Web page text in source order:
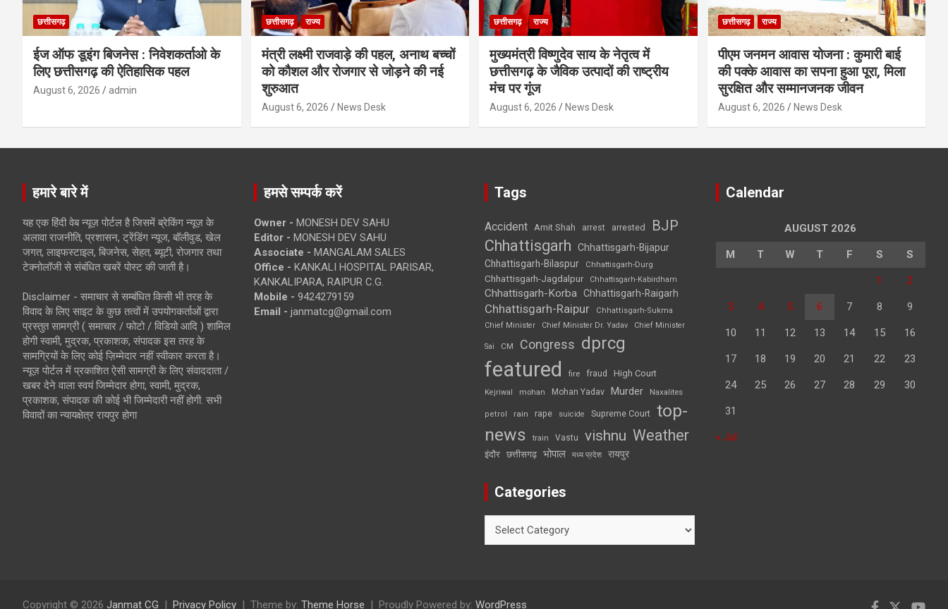
छत्तीसगढ़
ईज ऑफ डूइंग बिजनेस : निवेशकर्ताओ के
लिए छत्तीसगढ़ की ऐतिहासिक पहल
August 6, 2026 admin
छत्तीसगढ़ राज्य
मंत्री लक्ष्मी राजवाड़े की पहल, अनाथ बच्चों
को कौशल और रोजगार से जोड़ने की नई
शुरुआत
August 6, 2026 News Desk
छत्तीसगढ़ राज्य
मुख्यमंत्री विष्णुदेव साय के नेतृत्व में
छत्तीसगढ़ के जैविक उत्पादों की राष्ट्रीय
मंच पर गूंज
August 6, 2026 News Desk
छत्तीसगढ़ राज्य
पीएम जनमन आवास योजना : कुमारी बाई
की पक्के आवास का सपना हुआ पूरा, मिला
सुरक्षित और सम्मानजनक जीवन
August 6, 2026 News Desk
हमारे बारे में
यह एक हिंदी वेब न्यूज़ पोर्टल है जिसमें ब्रेकिंग न्यूज़ के
अलावा राजनीति, प्रशासन, ट्रेंडिंग न्यूज, बॉलीवुड, खेल
जगत, लाइफस्टाइल, बिजनेस, सेहत, ब्यूटी, रोजगार तथा
टेक्नोलॉजी से संबंधित खबरें पोस्ट की जाती है।
Disclaimer - समाचार से सम्बंधित किसी भी तरह के
विवाद के लिए साइट के कुछ तत्वों में उपयोगकर्ताओं द्वारा
प्रस्तुत सामग्री ( समाचार / फोटो / विडियो आदि ) शामिल
होगी स्वामी, मुद्रक, प्रकाशक, संपादक इस तरह के
सामग्रियों के लिए कोई ज़िम्मेदार नहीं स्वीकार करता है।
न्यूज़ पोर्टल में प्रकाशित ऐसी सामग्री के लिए संवाददाता /
खबर देने वाला स्वयं जिम्मेदार होगा, स्वामी, मुद्रक,
प्रकाशक, संपादक की कोई भी जिम्मेदारी नहीं होगी. सभी
विवादों का न्यायक्षेत्र रायपुर होगा
हमसे सम्पर्क करें
Owner - MONESH DEV SAHU
Editor - MONESH DEV SAHU
Associate - MANGALAM SALES
Office - KANKALI HOSPITAL PARISAR,
KANKALIPARA, RAIPUR C.G.
Mobile - 9424279159
Email - janmatcg@gmail.com
Tags
Accident Amit Shah arrest arrested BJP
Chhattisgarh
Chhattisgarh-Bijapur
Chhattisgarh-Bilaspur
Chhattisgarh-Durg
Chhattisgarh-Jagdalpur Chhattisgarh-Kabirdham
Chhattisgarh-Korba Chhattisgarh-Raigarh
Chhattisgarh-Raipur
Chhattisgarh-Sukma
Chief Minister
Chief Minister Dr. Yadav Chief Minister
Sai CM Congress dprcg
featured fire fraud High Court
Kejriwal mohan Mohan Yadav Murder Naxalites
petrol rain rape suicide Supreme Court top-
news
train Vastu vishnu Weather
इंदौर छत्तीसगढ़ भोपाल मध्य प्रदेश रायपुर
Categories
Calendar
AUGUST 2026
M T W T F S S
1 2
3 4 5 6 7 8 9
10 11 12 13 14 15 16
17 18 19 20 21 22 23
24 25 26 27 28 29 30
31
« Jul
Copyright © 2026 Janmat CG Privacy Policy Theme by: Theme Horse Proudly Powered by: WordPress